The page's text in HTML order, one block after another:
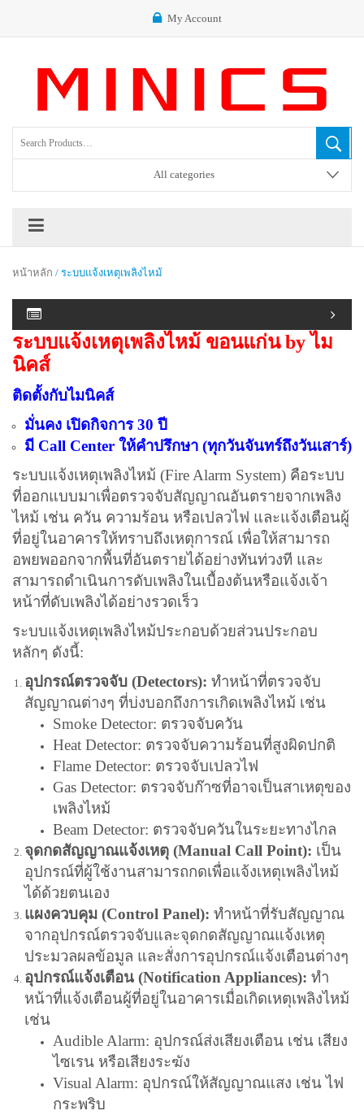
My Account
All categories
หน้าหลัก / ระบบแจ้งเหตุเพลิงไหม้
ระบบแจ้งเหตุเพลิงไหม้ ขอนแก่น by ไม
นิคส์
ติดตั้งกับไมนิคส์
มั่นคง เปิดกิจการ 30 ปี
มี Call Center ให้คำปรึกษา (ทุกวันจันทร์ถึงวันเสาร์)
ระบบแจ้งเหตุเพลิงไหม้ (Fire Alarm System) คือระบบ
ที่ออกแบบมาเพื่อตรวจจับสัญญาณอันตรายจากเพลิง
ไหม้ เช่น ควัน ความร้อน หรือเปลวไฟ และแจ้งเตือนผู้
ที่อยู่ในอาคารให้ทราบถึงเหตุการณ์ เพื่อให้สามารถ
อพยพออกจากพื้นที่อันตรายได้อย่างทันท่วงที และ
สามารถดำเนินการดับเพลิงในเบื้องต้นหรือแจ้งเจ้า
หน้าที่ดับเพลิงได้อย่างรวดเร็ว
ระบบแจ้งเหตุเพลิงไหม้ประกอบด้วยส่วนประกอบ
หลักๆ ดังนี้:
อุปกรณ์ตรวจจับ (Detectors): ทำหน้าที่ตรวจจับ
สัญญาณต่างๆ ที่บ่งบอกถึงการเกิดเพลิงไหม้ เช่น
Smoke Detector: ตรวจจับควัน
Heat Detector: ตรวจจับความร้อนที่สูงผิดปกติ
Flame Detector: ตรวจจับเปลวไฟ
Gas Detector: ตรวจจับก๊าซที่อาจเป็นสาเหตุของ
เพลิงไหม้
Beam Detector: ตรวจจับควันในระยะทางไกล
จุดกดสัญญาณแจ้งเหตุ (Manual Call Point): เป็น
อุปกรณ์ที่ผู้ใช้งานสามารถกดเพื่อแจ้งเหตุเพลิงไหม้
ได้ด้วยตนเอง
แผงควบคุม (Control Panel): ทำหน้าที่รับสัญญาณ
จากอุปกรณ์ตรวจจับและจุดกดสัญญาณแจ้งเหตุ
ประมวลผลข้อมูล และสั่งการอุปกรณ์แจ้งเตือนต่างๆ
อุปกรณ์แจ้งเตือน (Notification Appliances): ทำ
หน้าที่แจ้งเตือนผู้ที่อยู่ในอาคารเมื่อเกิดเหตุเพลิงไหม้
เช่น
Audible Alarm: อุปกรณ์ส่งเสียงเตือน เช่น เสียง
ไซเรน หรือเสียงระฆัง
Visual Alarm: อุปกรณ์ให้สัญญาณแสง เช่น ไฟ
กระพริบ